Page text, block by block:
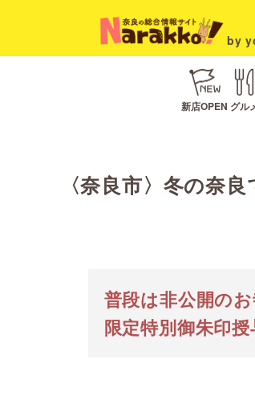
by
新店OPEN グル
〈奈良市〉冬の奈
普段は非公開の
限定特別御朱印